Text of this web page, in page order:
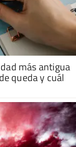
más antigua
queda y cuál